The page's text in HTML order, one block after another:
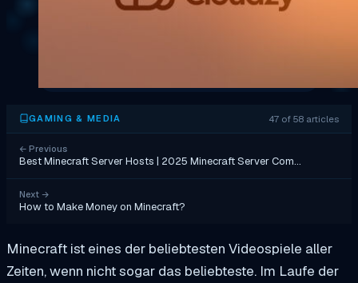
GAMING & MEDIA 47 of 58 articles
← Previous
Best Minecraft Server Hosts | 2025 Minecraft Server Com…
Next →
How to Make Money on Minecraft?
Minecraft ist eines der beliebtesten Videospiele aller
Zeiten, wenn nicht sogar das beliebteste. Im Laufe der